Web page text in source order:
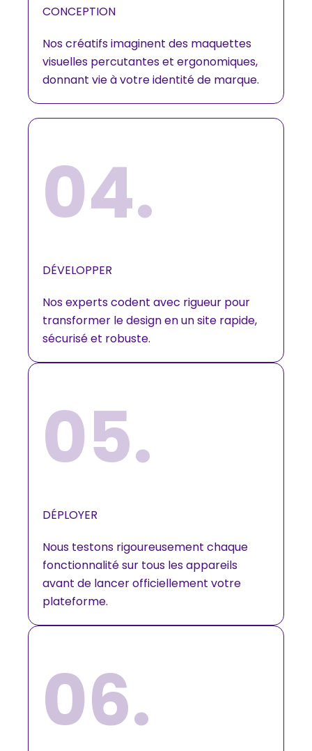
CONCEPTION
Nos créatifs imaginent des maquettes
visuelles percutantes et ergonomiques,
donnant vie à votre identité de marque.
04.
DÉVELOPPER
Nos experts codent avec rigueur pour
transformer le design en un site rapide,
sécurisé et robuste.
05.
DÉPLOYER​
Nous testons rigoureusement chaque
fonctionnalité sur tous les appareils
avant de lancer officiellement votre
plateforme.
06.